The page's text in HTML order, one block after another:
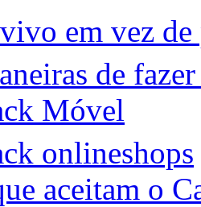
em vez de
de
Móvel
onlineshops
aceitam o